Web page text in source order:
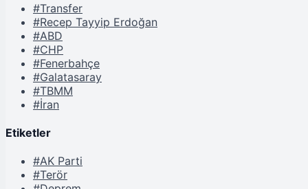
#Transfer
#Recep Tayyip Erdoğan
#ABD
#CHP
#Fenerbahçe
#Galatasaray
#TBMM
#İran
Etiketler
#AK Parti
#Terör